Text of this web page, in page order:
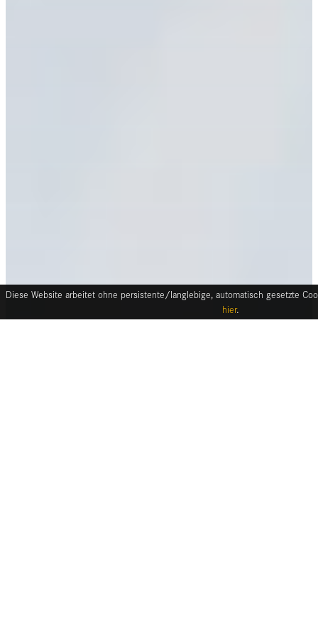
Diese Website arbeitet ohne persistente/langlebige, automatisch gesetzte
hier.